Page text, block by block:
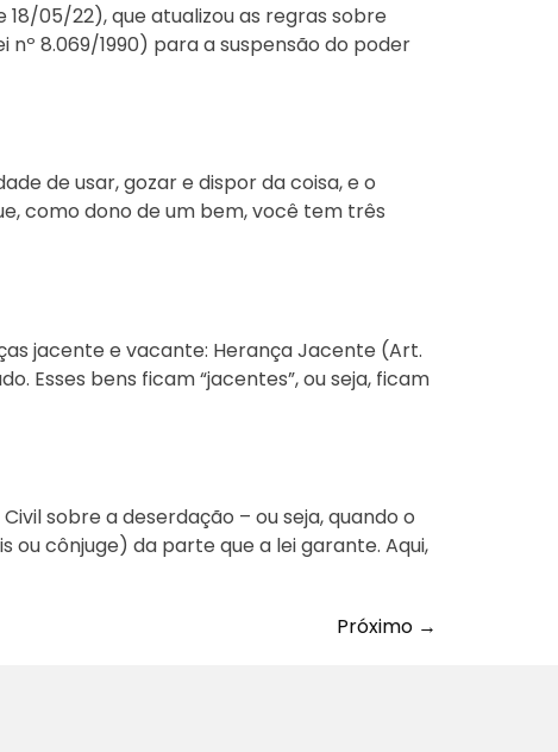
05/22), que atualizou as regras sobre
8.069/1990) para a suspensão do poder
de usar, gozar e dispor da coisa, e o
como dono de um bem, você tem três
jacente e vacante: Herança Jacente (Art.
Esses bens ficam “jacentes”, ou seja, ficam
sobre a deserdação – ou seja, quando o
cônjuge) da parte que a lei garante. Aqui,
Próximo →